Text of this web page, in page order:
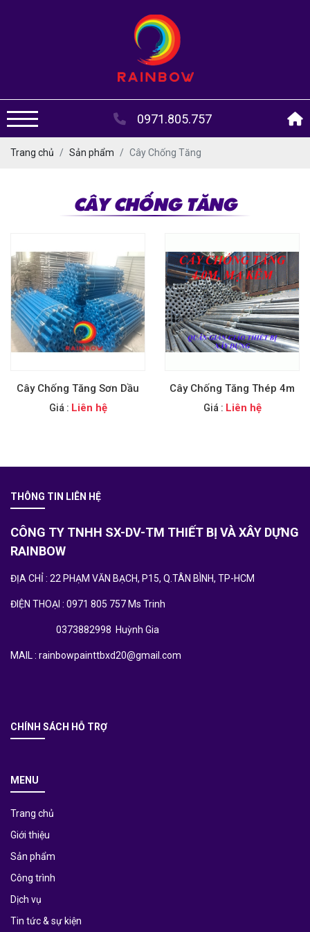
0971.805.757
Trang chủ Sản phẩm Cây Chống Tăng
CÂY CHỐNG TĂNG
Cây Chống Tăng Sơn Dầu
Giá : Liên hệ
Cây Chống Tăng Thép 4m
Giá : Liên hệ
THÔNG TIN LIÊN HỆ
CÔNG TY TNHH SX-DV-TM THIẾT BỊ VÀ XÂY DỰNG
RAINBOW
ĐỊA CHỈ : 22 PHẠM VĂN BẠCH, P15, Q.TÂN BÌNH, TP-HCM
ĐIỆN THOẠI : 0971 805 757 Ms Trinh
0373882998 Huỳnh Gia
MAIL : rainbowpainttbxd20@gmail.com
CHÍNH SÁCH HỖ TRỢ
MENU
Trang chủ
Giới thiệu
Sản phẩm
Công trình
Dịch vụ
Tin tức & sự kiện